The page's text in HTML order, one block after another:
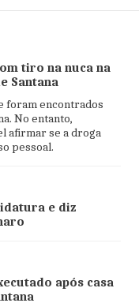
tiro na nuca na
Santana
foram encontrados
No entanto,
afirmar se a droga
pessoal.
e diz
após casa